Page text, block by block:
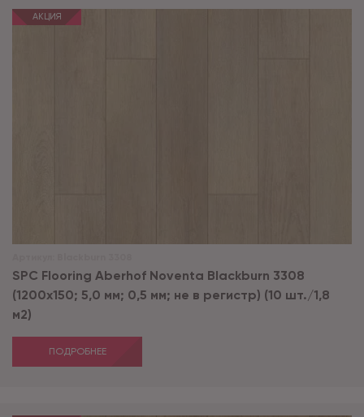
АКЦИЯ
SPC Flooring Aberhof Noventa Blackburn 3308
(1200х150; 5,0 мм; 0,5 мм; не в регистр) (10 шт./1,8
м2)
ПОДРОБНЕЕ